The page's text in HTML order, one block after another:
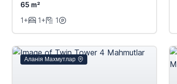
65 m²
1+
1+ 1
Аланія Махмутлар